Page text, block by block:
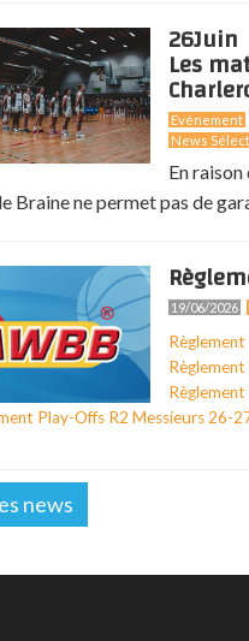
26Juin
Les
Evénement
News
En
Braine ne permet pas de
19/06/2026
Play-Offs R2 Messieurs 26-
news